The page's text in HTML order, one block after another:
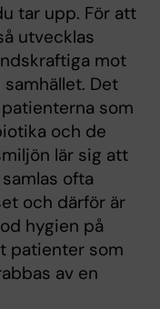
tar upp. För att
utvecklas
mot
Det
som
och de
lär sig att
ofta
och därför är
hygien på
patienter som
av en